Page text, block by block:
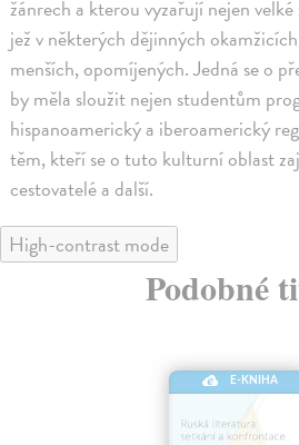
žánrech a kterou vyzařují nejen
jež v některých dějinných
menších, opomíjených. Jedná se o
by měla sloužit nejen studentům
hispanoamerický a iberoamerický
těm, kteří se o tuto kulturní oblast
cestovatelé a další.
High-contrast mode
Podobné
E-KNIHA